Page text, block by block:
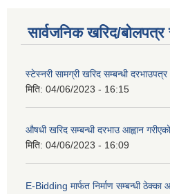
सार्वजनिक खरिद/
स्टेस्नरी सामग्री खरिद सम्बन्धी
मिति: 04/06/2023 - 16:15
औषधी खरिद सम्बन्धी दरभाउ आह्वान
मिति: 04/06/2023 - 16:09
E-Bidding मार्फत निर्माण सम्बन्धी ठेक्का